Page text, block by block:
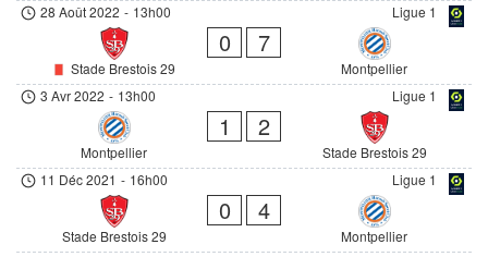
Ligue 1
28 Août 2022 - 13h00
Stade Brestois 29
0 7
Montpellier
Ligue 1
3 Avr 2022 - 13h00
Montpellier
1 2
Stade Brestois 29
Ligue 1
11 Déc 2021 - 16h00
Stade Brestois 29
0 4
Montpellier